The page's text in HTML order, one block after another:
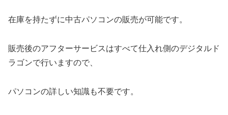
在庫を持たずに中古パソコンの販売が可能です。
販売後のアフターサービスはすべて仕入れ側のデジタルド
ラゴンで行いますので、
パソコンの詳しい知識も不要です。